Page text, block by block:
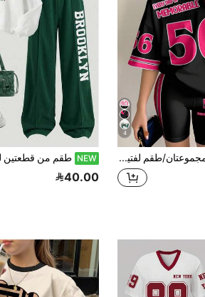
4
SHEIN مجموعتان/طقم لفتيات ما بين الطفولة والمراهقة بأسلوب رياضي كاجوال، يتكون من: تي شيرت كلاسيكي بأرقام 56 وشعار "كل يوم له ذكرى" طباعة أكمام قصيرة، تصميم أكمام ملونة مختلفة، وشورت دراجات بألوان متباينة، مناسب للصيف والرياضة واللياقة البدنية والخروج والمناسبات الاجتماعية NEW
40.00